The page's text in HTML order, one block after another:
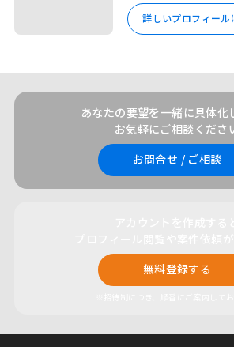
詳しいプロフィール
あなたの要望を一緒に具体化
お気軽にご相談くださ
お問合せ / ご相談
無料登録する